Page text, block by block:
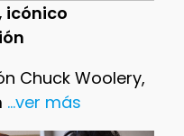
icónico
Chuck Woolery,
...ver más